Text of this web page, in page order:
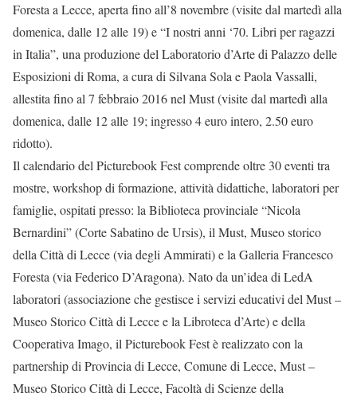
Foresta a Lecce, aperta fino all’8 novembre (visite dal martedì alla
domenica, dalle 12 alle 19) e “I nostri anni ‘70. Libri per ragazzi
in Italia”, una produzione del Laboratorio d’Arte di Palazzo delle
Esposizioni di Roma, a cura di Silvana Sola e Paola Vassalli,
allestita fino al 7 febbraio 2016 nel Must (visite dal martedì alla
domenica, dalle 12 alle 19; ingresso 4 euro intero, 2.50 euro
ridotto).
Il calendario del Picturebook Fest comprende oltre 30 eventi tra
mostre, workshop di formazione, attività didattiche, laboratori per
famiglie, ospitati presso: la Biblioteca provinciale “Nicola
Bernardini” (Corte Sabatino de Ursis), il Must, Museo storico
della Città di Lecce (via degli Ammirati) e la Galleria Francesco
Foresta (via Federico D’Aragona). Nato da un’idea di LedA
laboratori (associazione che gestisce i servizi educativi del Must –
Museo Storico Città di Lecce e la Libroteca d’Arte) e della
Cooperativa Imago, il Picturebook Fest è realizzato con la
partnership di Provincia di Lecce, Comune di Lecce, Must –
Museo Storico Città di Lecce, Facoltà di Scienze della